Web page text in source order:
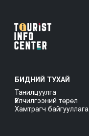
БИДНИЙ ТУХАЙ
Танилцуулга
Үйлчилгээний төрөл
Хамтрагч байгууллага